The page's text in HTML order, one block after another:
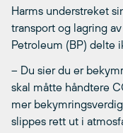
Harms understreket
transport og lagring
Petroleum (BP) delte
– Du sier du er
skal måtte håndtere
mer
slippes rett ut i